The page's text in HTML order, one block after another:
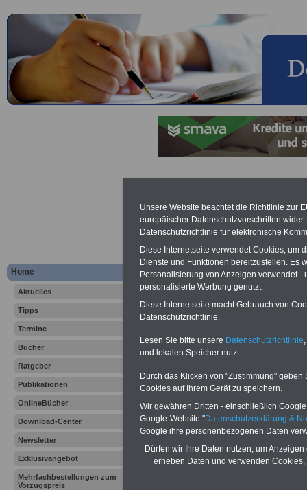
Home
Aktuelles
Tipps
Termine
Bücher
Ratgeber
Publikationen
OnlineBücher
Download-Center
Newsletter
Exklusivangebot
Mehrfachbestellungen zum
Vorzugspreis
Lexikon für
K
L M N O P
.
Hier bieten wir
erläutern wir"
eBook
Unsere Website beachtet die Richtlinie zur
europäischer Datenschutzvorschriften
Datenschutzrichtlinie für elektronische
Diese Internetseite verwendet Cookies, um
Dienste und Funktionen bereitzustellen. Es
Personalisierung von Anzeigen verwendet
personalisierte Werbung genutzt.
Diese Internetseite macht Gebrauch von
Datenschutzrichtlinie.
Lesen Sie bitte unsere Datenschutzrichtlinie
und lokalen Speicher nutzt.
Durch das Klicken von "Zustimmung"
Cookies auf Ihrem Gerät zu speichern.
Wir gewähren Dritten - einschließlich
Google-Website "Datenschutzerklärung &
Google ihre personenbezogenen Daten
Dürfen wir Ihre Daten nutzen, um
erheben Daten und verwenden